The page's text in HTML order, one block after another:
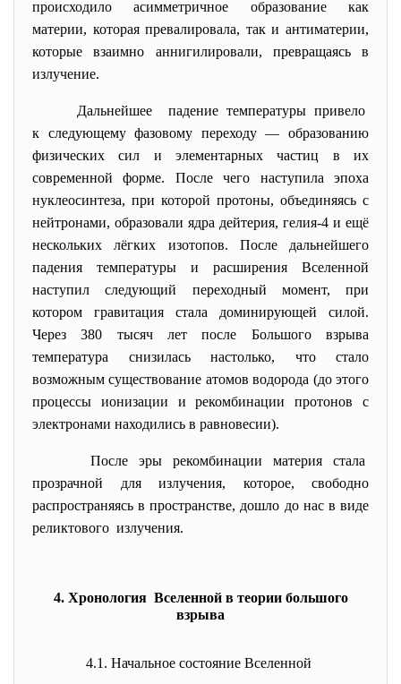
происходило асимметричное образование как
материи, которая превалировала, так и антиматерии,
которые взаимно аннигилировали, превращаясь в
излучение.
Дальнейшее падение температуры привело
к следующему фазовому переходу — образованию
физических сил и элементарных частиц в их
современной форме. После чего наступила эпоха
нуклеосинтеза, при которой протоны, объединяясь с
нейтронами, образовали ядра дейтерия, гелия-4 и ещё
нескольких лёгких изотопов. После дальнейшего
падения температуры и расширения Вселенной
наступил следующий переходный момент, при
котором гравитация стала доминирующей силой.
Через 380 тысяч лет после Большого взрыва
температура снизилась настолько, что стало
возможным существование атомов водорода (до этого
процессы ионизации и рекомбинации протонов с
электронами находились в равновесии).
После эры рекомбинации материя стала
прозрачной для излучения, которое, свободно
распространяясь впространстве, дошло до нас в виде
реликтового излучения.
4. Хронология Вселенной в теории большого
взрыва
4.1. Начальное состояние Вселенной